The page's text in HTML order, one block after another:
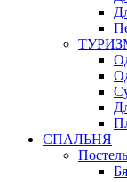
СПАЛЬНЯ